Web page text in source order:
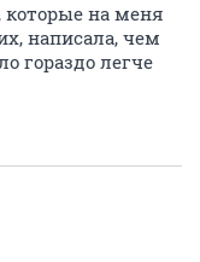
которые на меня
написала, чем
гораздо легче